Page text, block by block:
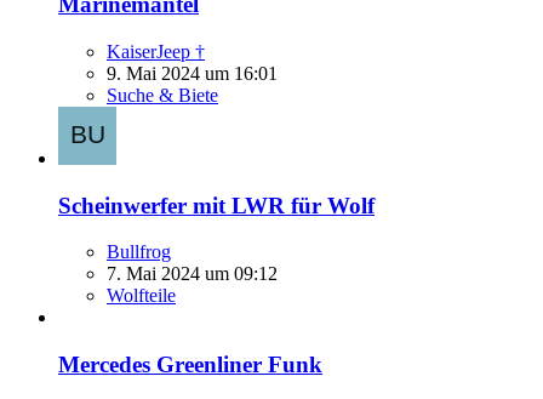
KaiserJeep †
9. Mai 2024 um 16:01
Suche & Biete
Scheinwerfer mit LWR für Wolf
Bullfrog
7. Mai 2024 um 09:12
Wolfteile
Mercedes Greenliner Funk